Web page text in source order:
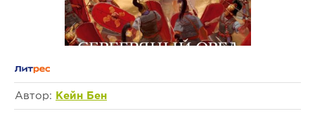
Автор: Кейн Бен